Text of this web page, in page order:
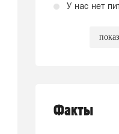
У нас нет
Факты